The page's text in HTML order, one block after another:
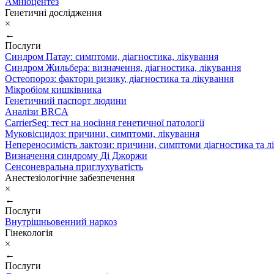
Генетичні дослідження
×
←
Послуги
Синдром Патау: симптоми, дiагностика, лiкування
Синдром Жильбера: визначення, діагностика, лікування
Остеопороз: фактори ризику, діагностика та лікування
Мікробіом кишківника
Генетичний паспорт людини
Аналізи BRCA
CarrierSeq: тест на носіння генетичної патології
Муковісцидоз: причини, симптоми, лікування
Непереносимість лактози: причини, симптоми діагностика та
Визначення синдрому Ді Джоржи
Сенсоневральна приглухуватість
Анестезіологічне забезпечення
×
←
Послуги
Внутрішньовенний наркоз
Гінекологія
×
←
Послуги